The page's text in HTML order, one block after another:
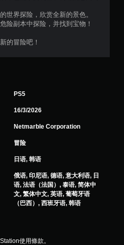
世界探险，欣赏全新的景色。
险副本中探险，并找到宝物！
的冒险吧！
PS5
16/3/2026
Netmarble Corporation
冒险
日语, 韩语
俄语, 印尼语, 德语, 意大利语, 日
语, 法语（法国）, 泰语, 简体中
文, 繁体中文, 英语, 葡萄牙语
（巴西）, 西班牙语, 韩语
使用條款。